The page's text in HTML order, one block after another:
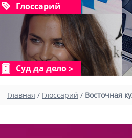
Глоссарий
Суд да дело
Главная / Глоссарий / Восточная